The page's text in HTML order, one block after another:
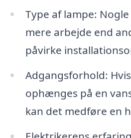
Type af lampe:
mere arbejde end
påvirke
Adgangsforhold:
ophænges på en
kan det medføre en